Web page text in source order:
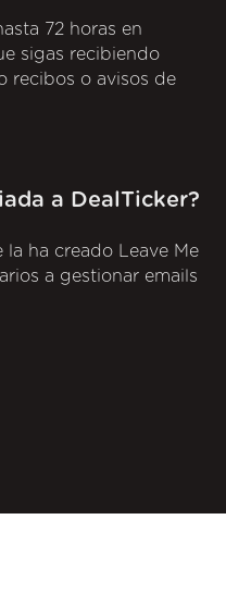
72 horas en
sigas recibiendo
recibos o avisos de
a DealTicker?
ha creado Leave Me
a gestionar emails